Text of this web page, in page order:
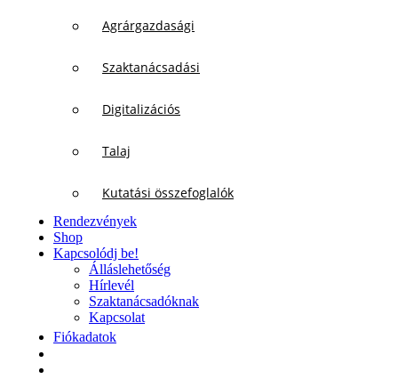
Agrárgazdasági
Szaktanácsadási
Digitalizációs
Talaj
Kutatási összefoglalók
Rendezvények
Shop
Kapcsolódj be!
Álláslehetőség
Hírlevél
Szaktanácsadóknak
Kapcsolat
Fiókadatok